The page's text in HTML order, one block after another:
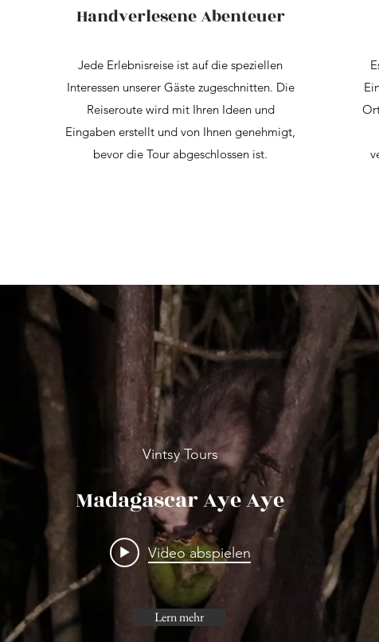
Handverlesene Abenteuer
Jede Erlebnisreise ist auf die speziellen
Interessen unserer Gäste zugeschnitten. Die
Reiseroute wird mit Ihren Ideen und
Eingaben erstellt und von Ihnen genehmigt,
bevor die Tour abgeschlossen ist.
Vintsy Tours
Madagascar Aye Aye
Video abspielen
Lern mehr